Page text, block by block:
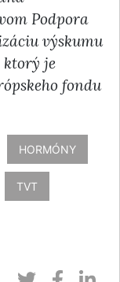
Podpora
výskumu
ktorý je
fondu
HORMÓNY
TVT